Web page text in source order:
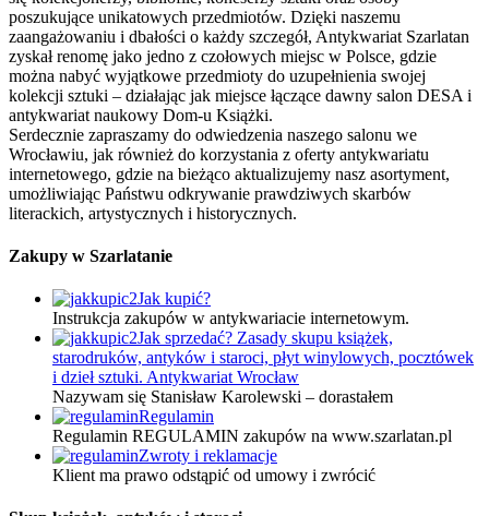
poszukujące unikatowych przedmiotów. Dzięki naszemu
zaangażowaniu i dbałości o każdy szczegół, Antykwariat Szarlatan
zyskał renomę jako jedno z czołowych miejsc w Polsce, gdzie
można nabyć wyjątkowe przedmioty do uzupełnienia swojej
kolekcji sztuki – działając jak miejsce łączące dawny salon DESA i
antykwariat naukowy Dom-u Książki.
Serdecznie zapraszamy do odwiedzenia naszego salonu we
Wrocławiu, jak również do korzystania z oferty antykwariatu
internetowego, gdzie na bieżąco aktualizujemy nasz asortyment,
umożliwiając Państwu odkrywanie prawdziwych skarbów
literackich, artystycznych i historycznych.
Zakupy w Szarlatanie
Jak kupić?
Instrukcja zakupów w antykwariacie internetowym.
Jak sprzedać? Zasady skupu książek,
starodruków, antyków i staroci, płyt winylowych, pocztówek
i dzieł sztuki. Antykwariat Wrocław
Nazywam się Stanisław Karolewski – dorastałem
Regulamin
Regulamin REGULAMIN zakupów na www.szarlatan.pl
Zwroty i reklamacje
Klient ma prawo odstąpić od umowy i zwrócić